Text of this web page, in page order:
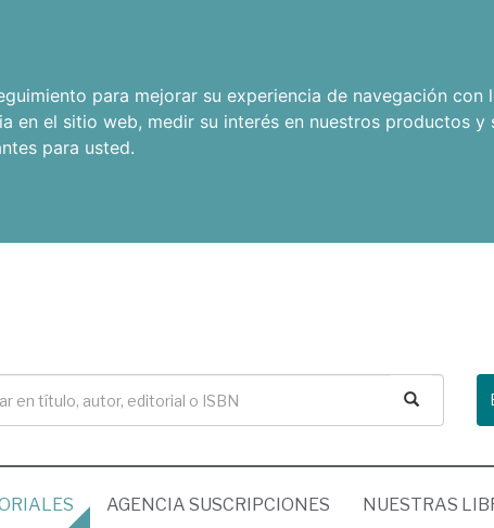
para mejorar su experiencia de navegación con
en el sitio web, medir su interés en nuestros productos
para usted.
AGENCIA SUSCRIPCIONES NUESTRAS